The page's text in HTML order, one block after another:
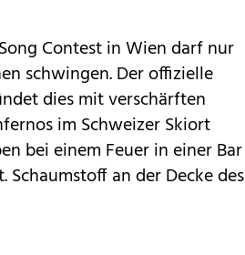
Contest in Wiendarf nur
schwingen. Der offizielle
dies mit verschärften
im Schweizer Skiort
bei einem Feuer in einer Bar
Schaumstoff an der Decke des